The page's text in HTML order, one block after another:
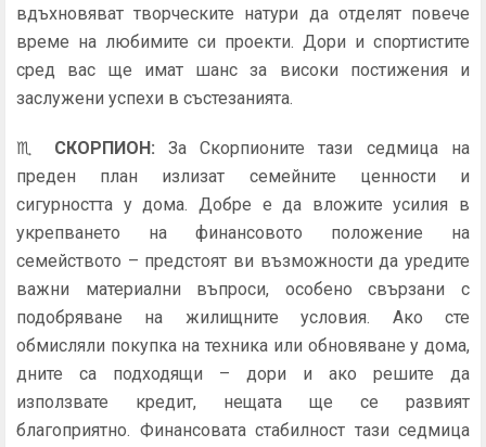
вдъхновяват творческите натури да отделят повече
време на любимите си проекти. Дори и спортистите
сред вас ще имат шанс за високи постижения и
заслужени успехи в състезанията.
♏ СКОРПИОН: За Скорпионите тази седмица на
преден план излизат семейните ценности и
сигурността у дома. Добре е да вложите усилия в
укрепването на финансовото положение на
семейството – предстоят ви възможности да уредите
важни материални въпроси, особено свързани с
подобряване на жилищните условия. Ако сте
обмисляли покупка на техника или обновяване у дома,
дните са подходящи – дори и ако решите да
използвате кредит, нещата ще се развият
благоприятно. Финансовата стабилност тази седмица